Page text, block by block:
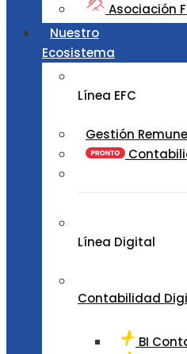
Asociación
Nuestro
Ecosistema
Línea EFC
Gestión
Línea Digital
Contabilidad
BI